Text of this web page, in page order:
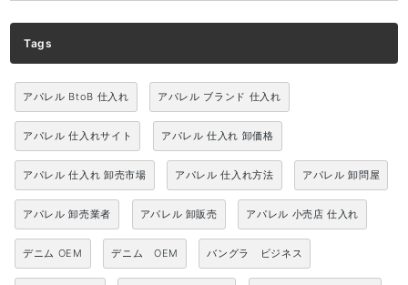
Tags
アパレル BtoB 仕入れ アパレル ブランド 仕入れ
アパレル 仕入れサイト アパレル 仕入れ 卸価格
アパレル 仕入れ 卸売市場 アパレル 仕入れ方法 アパレル 卸問屋
アパレル 卸売業者 アパレル 卸販売 アパレル 小売店 仕入れ
デニム OEM デニム OEM バングラ ビジネス